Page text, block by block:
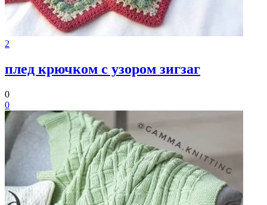
2
плед крючком с узором зигзаг
0
0